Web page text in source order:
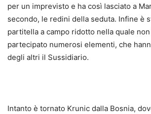
per un imprevisto e ha così lasciato a
secondo, le redini della seduta. Infine è
partitella a campo ridotto nella quale
partecipato numerosi elementi, che
degli altri il Sussidiario.
Intanto è tornato Krunic dalla Bosnia,